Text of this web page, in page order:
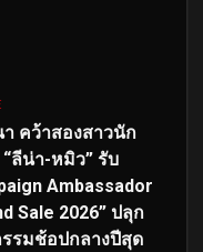
คว้าสองสาวนัก
ลีน่า-หมิว” รับ
Ambassador
Sale 2026” ปลุก
รรมช้อปกลางปีสุด